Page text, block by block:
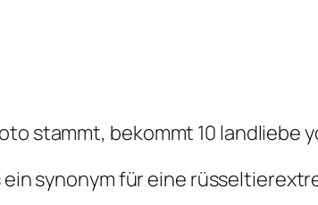
stammt, bekommt 10 landliebe
synonym für eine